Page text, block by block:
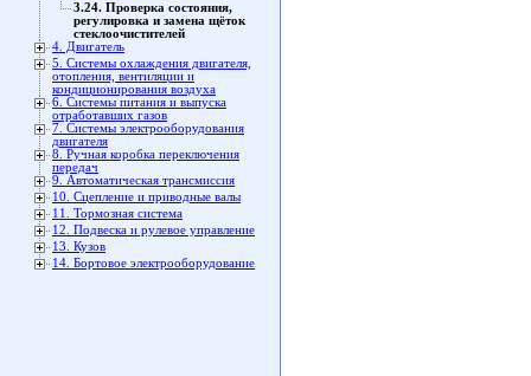
3.24. Проверка состояния,
регулировка и замена щёток
стеклоочистителей
4. Двигатель
5. Системы охлаждения двигателя,
отопления, вентиляции и
кондиционирования воздуха
6. Системы питания и выпуска
отработавших газов
7. Системы электрооборудования
двигателя
8. Ручная коробка переключения
передач
9. Автоматическая трансмиссия
10. Сцепление и приводные валы
11. Тормозная система
12. Подвеска и рулевое управление
13. Кузов
14. Бортовое электрооборудование